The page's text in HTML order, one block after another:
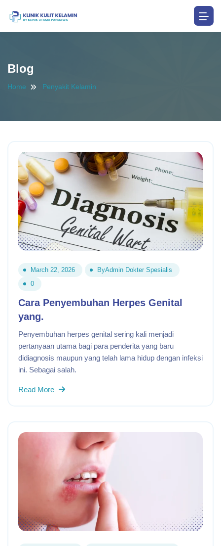
Blog
Home Penyakit Kelamin
March 22, 2026 ByAdmin Dokter Spesialis
0
Cara Penyembuhan Herpes Genital
yang.
Penyembuhan herpes genital sering kali menjadi
pertanyaan utama bagi para penderita yang baru
didiagnosis maupun yang telah lama hidup dengan infeksi
ini. Sebagai salah.
Read More